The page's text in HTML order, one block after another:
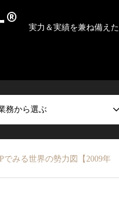
実力＆実績を兼ね備え
務から選ぶ
でみる世界の勢力図【2009年